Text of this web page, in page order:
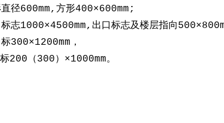
径600mm,方形400×600mm;
1000×4500mm,出口标志及楼层指向
300×1200mm，
）×1000mm。